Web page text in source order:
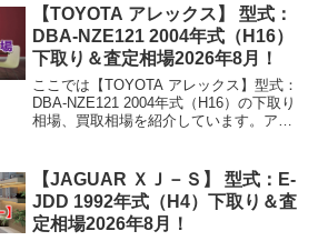
～2万円買取り相場：マイ...
【TOYOTA アレックス】 型式：
DBA-NZE121 2004年式（H16）
下取り＆査定相場2026年8月！
ここでは【TOYOTA アレックス】型式：
DBA-NZE121 2004年式（H16）の下取り
相場、買取相場を紹介しています。アレ
ス1万円～19万円買...
【JAGUAR ＸＪ－Ｓ】 型式：E-
JDD 1992年式（H4）下取り＆査
定相場2026年8月！